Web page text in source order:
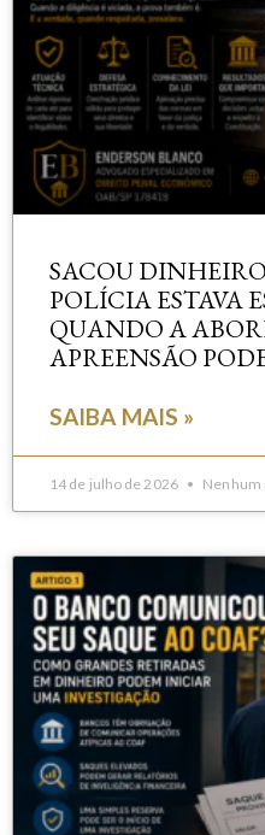
SACOU
POLÍCIA ESTAVA
QUANDO A
APREENSÃO
SAIBA MAIS »
14 de julho de 2026